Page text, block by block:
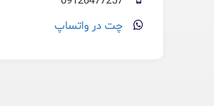
چت در واتساپ